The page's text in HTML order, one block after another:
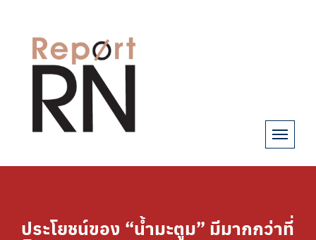
ประโยชน์ของ “น้ำมะตูม” มีมากกว่าที่